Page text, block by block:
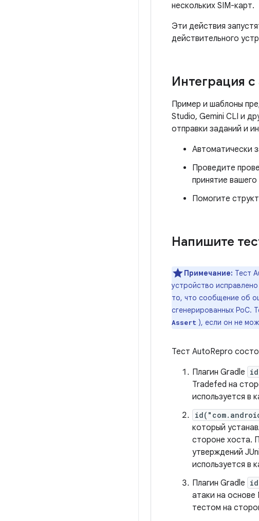
нескольких SIM-карт.
Эти действия
действительного
Интеграция
Пример и шаблоны
Studio, Gemini CLI и
отправки заданий и
Автоматически
Проведите
принятие
Помогите
Напишите
Примечание: Тест
устройство
то, что сообщение об
сгенерированных PoC.
Assert ), если он не
Тест AutoRepro
Плагин Gradle
Tradefed на
используется в
который
стороне хоста.
утверждений
используется в
Плагин Gradle
атаки на основе
тестом на